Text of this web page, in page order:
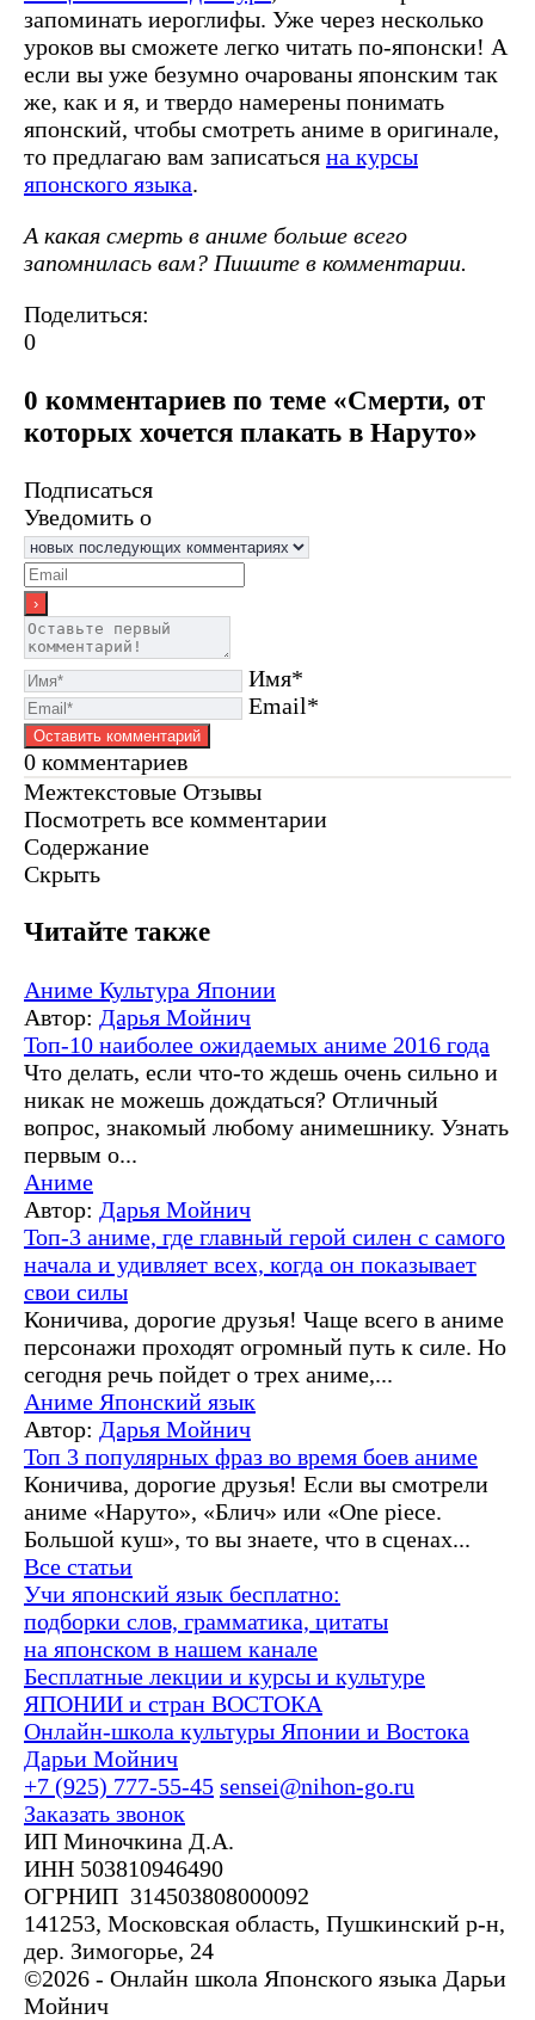
запоминать иероглифы. Уже через несколько
уроков вы сможете легко читать по-японски! А
если вы уже безумно очарованы японским так
же, как и я, и твердо намерены понимать
японский, чтобы смотреть аниме в оригинале,
то предлагаю вам записаться на курсы
японского языка.
А какая смерть в аниме больше всего
запомнилась вам? Пишите в комментарии.
Поделиться:
0
0 комментариев по теме «Смерти, от
которых хочется плакать в Наруто»
Подписаться
Уведомить о
Имя*
Email*
0 комментариев
Межтекстовые Отзывы
Посмотреть все комментарии
Содержание
Скрыть
Читайте также
Аниме Культура Японии
Автор: Дарья Мойнич
Топ-10 наиболее ожидаемых аниме 2016 года
Что делать, если что-то ждешь очень сильно и
никак не можешь дождаться? Отличный
вопрос, знакомый любому анимешнику. Узнать
первым о...
Аниме
Автор: Дарья Мойнич
Топ-3 аниме, где главный герой силен с самого
начала и удивляет всех, когда он показывает
свои силы
Коничива, дорогие друзья! Чаще всего в аниме
персонажи проходят огромный путь к силе. Но
сегодня речь пойдет о трех аниме,...
Аниме Японский язык
Автор: Дарья Мойнич
Топ 3 популярных фраз во время боев аниме
Коничива, дорогие друзья! Если вы смотрели
аниме «Наруто», «Блич» или «One piece.
Большой куш», то вы знаете, что в сценах...
Все статьи
Учи японский язык бесплатно:
подборки слов, грамматика, цитаты
на японском в нашем канале
Бесплатные лекции и курсы и культуре
ЯПОНИИ и стран ВОСТОКА
Онлайн-школа культуры Японии и Востока
Дарьи Мойнич
+7 (925) 777-55-45 sensei@nihon-go.ru
Заказать звонок
ИП Миночкина Д.А.
ИНН 503810946490
ОГРНИП 314503808000092
141253, Московская область, Пушкинский р-н,
дер. Зимогорье, 24
©2026 - Онлайн школа Японского языка Дарьи
Мойнич